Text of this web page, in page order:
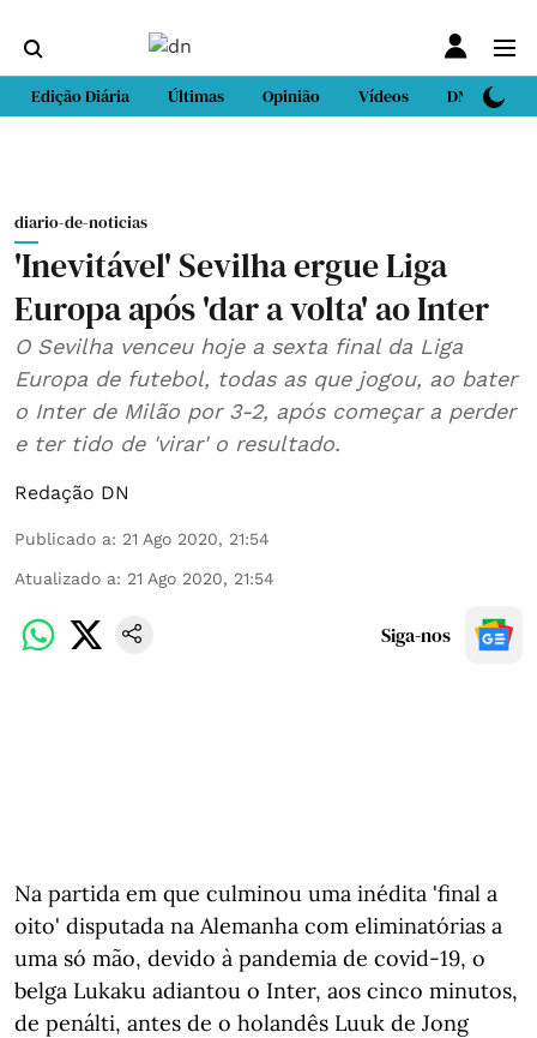
Edição Diária Últimas Opinião Vídeos DN Sport
diario-de-noticias
'Inevitável' Sevilha ergue Liga
Europa após 'dar a volta' ao Inter
O Sevilha venceu hoje a sexta final da Liga
Europa de futebol, todas as que jogou, ao bater
o Inter de Milão por 3-2, após começar a perder
e ter tido de 'virar' o resultado.
Redação DN
Publicado a: 21 Ago 2020, 21:54
Atualizado a: 21 Ago 2020, 21:54
Siga-nos
Na partida em que culminou uma inédita 'final a
oito' disputada na Alemanha com eliminatórias a
uma só mão, devido à pandemia de covid-19, o
belga Lukaku adiantou o Inter, aos cinco minutos,
de penálti, antes de o holandês Luuk de Jong